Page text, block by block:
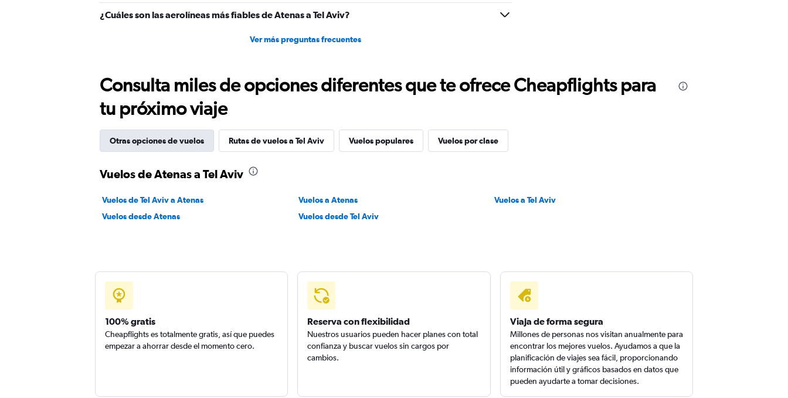
¿Cuáles son las aerolíneas más fiables de Atenas a Tel Aviv?
Ver más preguntas frecuentes
Consulta miles de opciones diferentes que te ofrece Cheapflights para
tu próximo viaje
Otras opciones de vuelos Rutas de vuelos a Tel Aviv Vuelos populares Vuelos por clase
Vuelos de Atenas a Tel Aviv
Vuelos de Tel Aviv a Atenas Vuelos a Atenas
Vuelos a Tel Aviv
Vuelos desde Atenas
Vuelos desde Tel Aviv
100% gratis
Cheapflights es totalmente gratis, así que puedes
empezar a ahorrar desde el momento cero.
Reserva con flexibilidad
Nuestros usuarios pueden hacer planes con total
confianza y buscar vuelos sin cargos por
cambios.
Viaja de forma segura
Millones de personas nos visitan anualmente para
encontrar los mejores vuelos. Ayudamos a que la
planificación de viajes sea fácil, proporcionando
información útil y gráficos basados en datos que
pueden ayudarte a tomar decisiones.